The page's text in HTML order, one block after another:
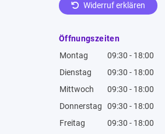
Widerruf erklären
Öffnungszeiten
Montag
09:30 - 18:00
Dienstag
09:30 - 18:00
Mittwoch
09:30 - 18:00
Donnerstag
09:30 - 18:00
Freitag
09:30 - 18:00